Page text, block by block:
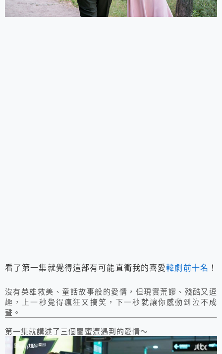
看了第一集就覺得這部有可能直衝我的喜愛韓劇前十名 ！
沒有英雄救美、童話故事般的愛情，但現實荒謬、殘酷又逗
趣，上一秒覺得瘋狂又搞笑，下一秒就讓你感動到泣不成
聲。
第一集就講述了三個閨蜜遭遇到的愛情～